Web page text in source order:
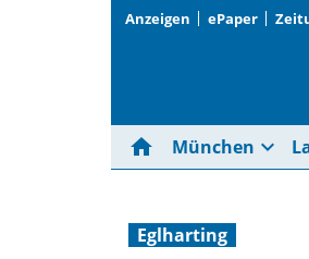
Anzeigen ePaper
home München expand_more
Eglharting